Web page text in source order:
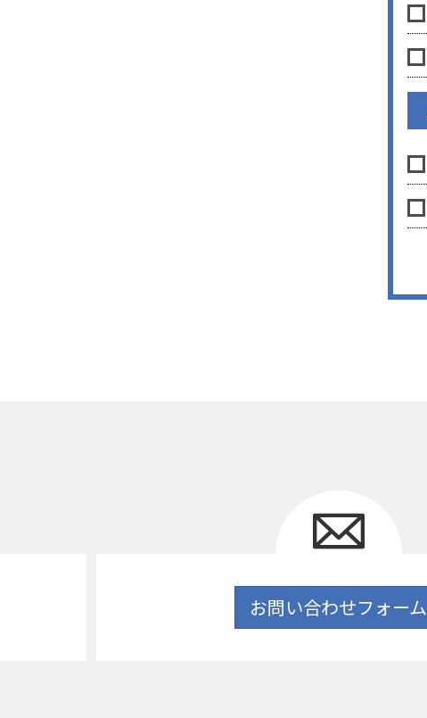
お問い合わせフォーム